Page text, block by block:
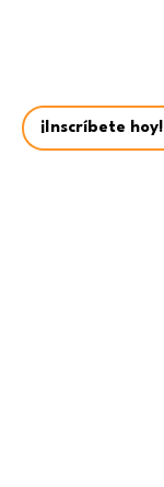
¡Inscríbete hoy!